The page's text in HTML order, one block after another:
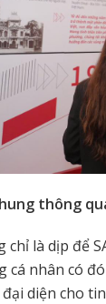
thông
là dịp để
cá nhân có
diện cho